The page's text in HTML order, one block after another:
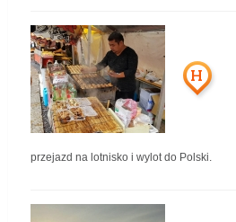
H
przejazd na lotnisko i wylot do Polski.